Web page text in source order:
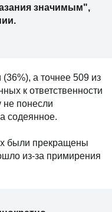
значимым",
(36%), а точнее 509 из
к ответственности
не понесли
содеянное.
были прекращены
из-за примирения